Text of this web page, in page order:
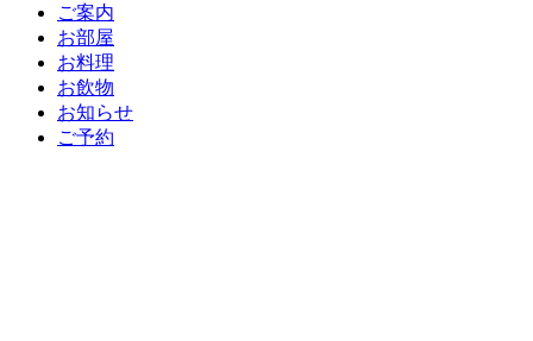
ご案内
お部屋
お料理
お飲物
お知らせ
ご予約